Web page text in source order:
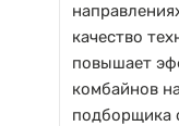
качество
повышает
комбайнов
подборщика